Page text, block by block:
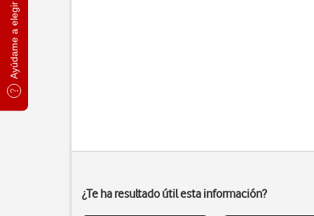
Ayúdame a elegir
¿Te ha resultado útil esta información?